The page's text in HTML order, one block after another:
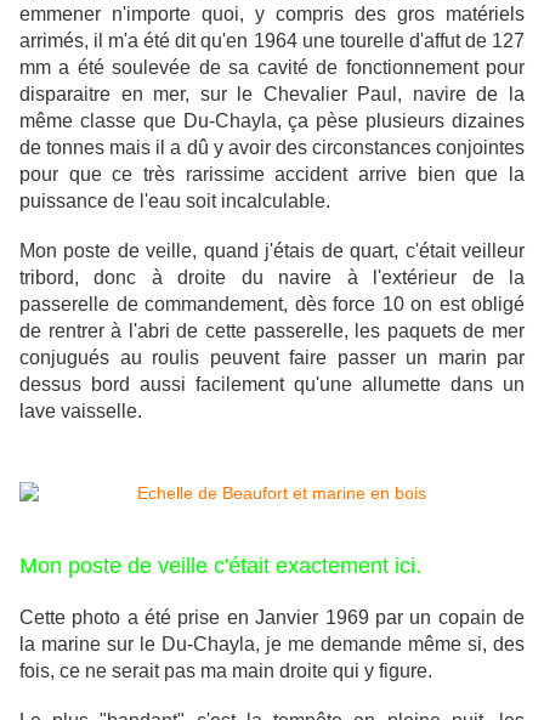
emmener n'importe quoi, y compris des gros matériels
arrimés, il m'a été dit qu'en 1964 une tourelle d'affut de 127
mm a été soulevée de sa cavité de fonctionnement pour
disparaitre en mer, sur le Chevalier Paul, navire de la
même classe que Du-Chayla, ça pèse plusieurs dizaines
de tonnes mais il a dû y avoir des circonstances conjointes
pour que ce très rarissime accident arrive bien que la
puissance de l'eau soit incalculable.
Mon poste de veille, quand j'étais de quart, c'était veilleur
tribord, donc à droite du navire à l'extérieur de la
passerelle de commandement, dès force 10 on est obligé
de rentrer à l'abri de cette passerelle, les paquets de mer
conjugués au roulis peuvent faire passer un marin par
dessus bord aussi facilement qu'une allumette dans un
lave vaisselle.
Mon poste de veille c'était exactement ici.
Cette photo a été prise en Janvier 1969 par un copain de
la marine sur le Du-Chayla, je me demande même si, des
fois, ce ne serait pas ma main droite qui y figure.